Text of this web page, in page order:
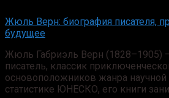
Жюль Верн: биография писателя,
будущее
Жюль Габриэль Верн (1828–1905)
писатель, классик
основоположников жанра научной
статистике ЮНЕСКО, его книги